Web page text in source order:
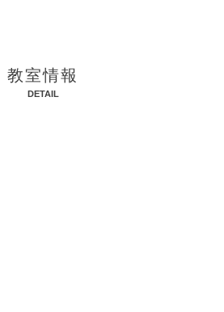
教室情報
DETAIL